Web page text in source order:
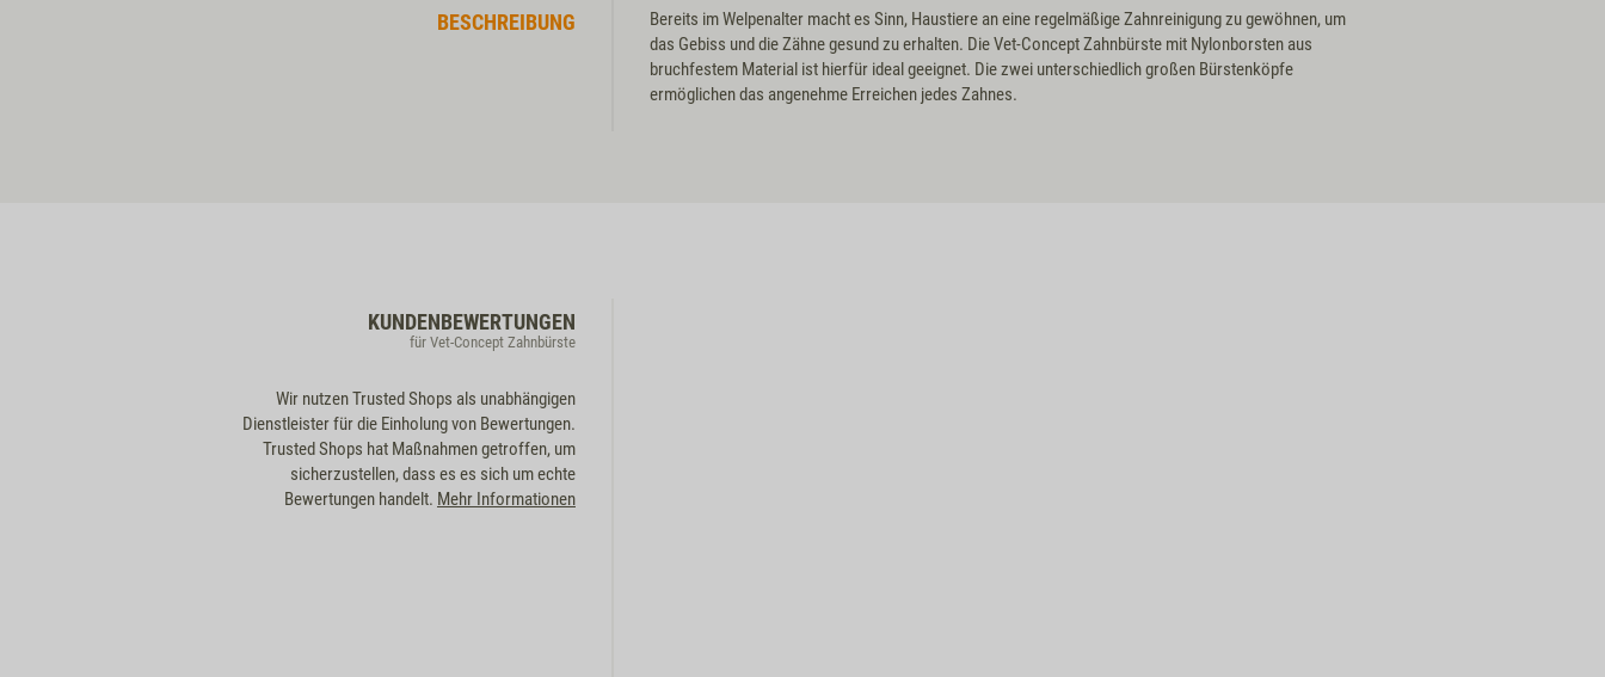
BESCHREIBUNG
Bereits im Welpenalter macht es Sinn, Haustiere an eine regelmäßige Zahnreinigung zu gewöhnen, um
das Gebiss und die Zähne gesund zu erhalten. Die Vet-Concept Zahnbürste mit Nylonborsten aus
bruchfestem Material ist hierfür ideal geeignet. Die zwei unterschiedlich großen Bürstenköpfe
ermöglichen das angenehme Erreichen jedes Zahnes.
KUNDENBEWERTUNGEN
für Vet-Concept Zahnbürste
Wir nutzen Trusted Shops als unabhängigen
Dienstleister für die Einholung von Bewertungen.
Trusted Shops hat Maßnahmen getroffen, um
sicherzustellen, dass es es sich um echte
Bewertungen handelt. Mehr Informationen